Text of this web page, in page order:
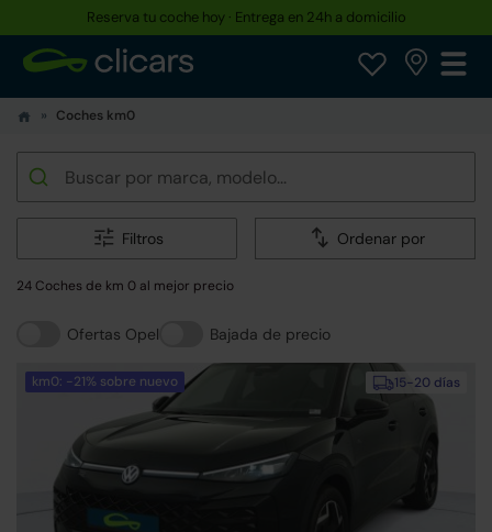
Reserva tu coche hoy · Entrega en 24h a domicilio
Coches km0
Filtros Ordenar por
24 Coches de km 0 al mejor precio
Ofertas Opel Bajada de precio
15-20 días
km0: -21% sobre nuevo